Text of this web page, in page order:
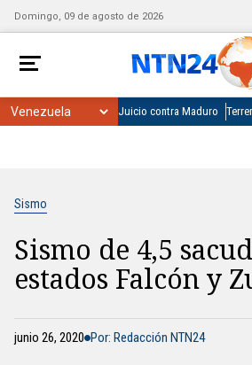
Domingo, 09 de agosto de 2026
Juicio contra Maduro
Sismo
Sismo de 4,5
estados Falcón y
junio 26, 2020 Por: Redacción NTN24